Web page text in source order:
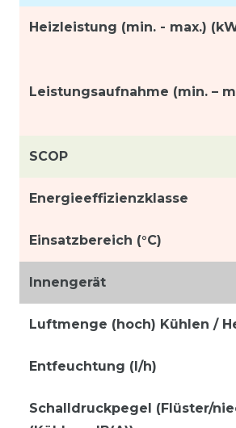
Heizleistung (min. - max.)
Leistungsaufnahme (min. –
SCOP
Energieeffizienzklasse
Einsatzbereich (°C)
Innengerät
Luftmenge (hoch) Kühlen /
Entfeuchtung (l/h)
Schalldruckpegel (Flüster/